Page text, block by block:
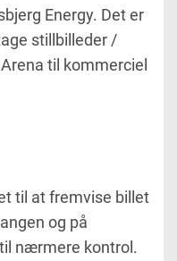
Energy. Det er
stillbilleder /
til kommerciel
til at fremvise billet
og på
nærmere kontrol.